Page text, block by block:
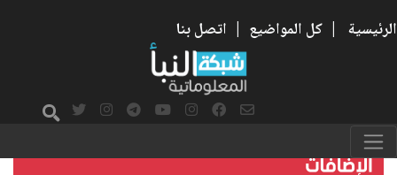
الرئيسية | كل المواضيع | اتصل بنا